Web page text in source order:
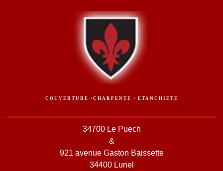
COUVERTURE -CHARPENTE - ETANCHIETE
34700 Le Puech
&
921 avenue Gaston Baissette
34400 Lunel